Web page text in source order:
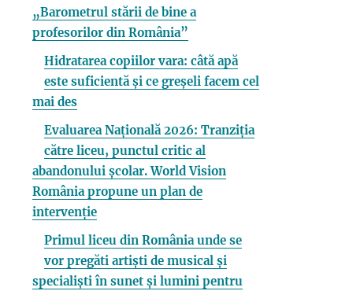
„Barometrul stării de bine a
profesorilor din România”
Hidratarea copiilor vara: câtă apă
este suficientă și ce greșeli facem cel
mai des
Evaluarea Națională 2026: Tranziția
către liceu, punctul critic al
abandonului școlar. World Vision
România propune un plan de
intervenție
Primul liceu din România unde se
vor pregăti artiști de musical și
specialiști în sunet și lumini pentru